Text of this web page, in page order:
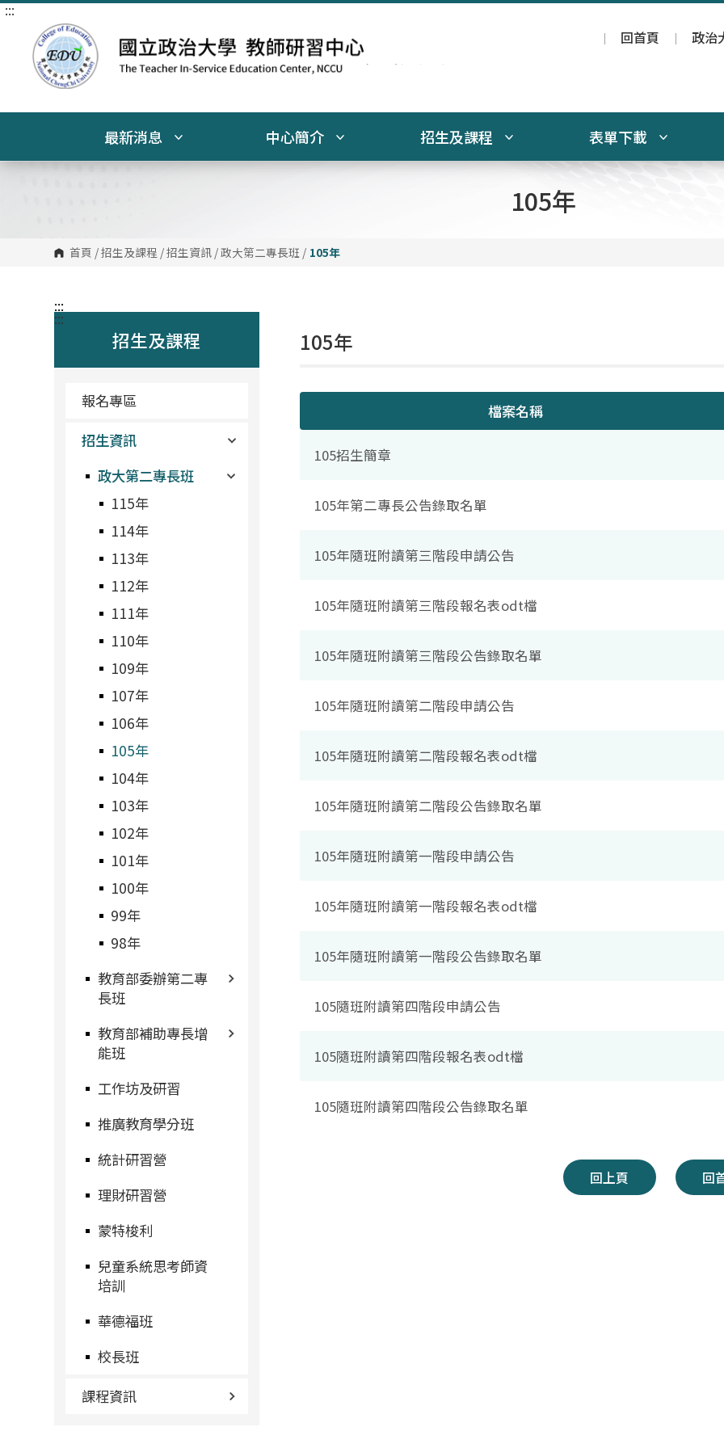
跳
:::
回首頁
政治
最新消息 中心簡介 招生及課程 表單下載
105年
首頁 /招生及課程 /招生資訊 /政大第二專長班 / 105年
:::
招生及課程
報名專區
招生資訊
政大第二專長班
115年
114年
113年
112年
111年
110年
109年
107年
106年
105年
104年
103年
102年
101年
100年
99年
98年
教育部委辦第二專
長班
教育部補助專長增
能班
工作坊及研習
推廣教育學分班
統計研習營
理財研習營
蒙特梭利
兒童系統思考師資
培訓
華德福班
校長班
課程資訊
:::
105年
檔案名稱
105招生簡章
105年第二專長公告錄取名單
105年隨班附讀第三階段申請公告
105年隨班附讀第三階段報名表odt檔
105年隨班附讀第三階段公告錄取名單
105年隨班附讀第二階段申請公告
105年隨班附讀第二階段報名表odt檔
105年隨班附讀第二階段公告錄取名單
105年隨班附讀第一階段申請公告
105年隨班附讀第一階段報名表odt檔
105年隨班附讀第一階段公告錄取名單
105隨班附讀第四階段申請公告
105隨班附讀第四階段報名表odt檔
105隨班附讀第四階段公告錄取名單
回上頁 回